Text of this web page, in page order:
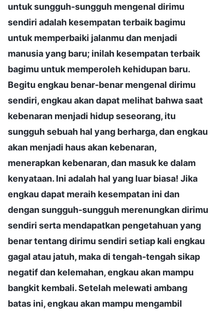
untuk sungguh-sungguh mengenal dirimu
sendiri adalah kesempatan terbaik bagimu
untuk memperbaiki jalanmu dan menjadi
manusia yang baru; inilah kesempatan terbaik
bagimu untuk memperoleh kehidupan baru.
Begitu engkau benar-benar mengenal dirimu
sendiri, engkau akan dapat melihat bahwa saat
kebenaran menjadi hidup seseorang, itu
sungguh sebuah hal yang berharga, dan engkau
akan menjadi haus akan kebenaran,
menerapkan kebenaran, dan masuk ke dalam
kenyataan. Ini adalah hal yang luar biasa! Jika
engkau dapat meraih kesempatan ini dan
dengan sungguh-sungguh merenungkan dirimu
sendiri serta mendapatkan pengetahuan yang
benar tentang dirimu sendiri setiap kali engkau
gagal atau jatuh, maka di tengah-tengah sikap
negatif dan kelemahan, engkau akan mampu
bangkit kembali. Setelah melewati ambang
batas ini, engkau akan mampu mengambil